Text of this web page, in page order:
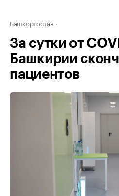
Башкортостан
За сутки от
Башкирии
пациентов